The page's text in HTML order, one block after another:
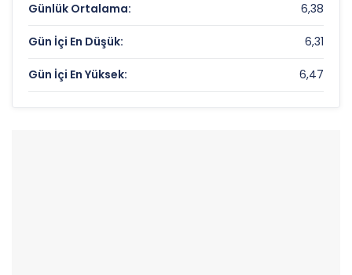
Günlük Ortalama: 6,38
Gün İçi En Düşük: 6,31
Gün İçi En Yüksek: 6,47